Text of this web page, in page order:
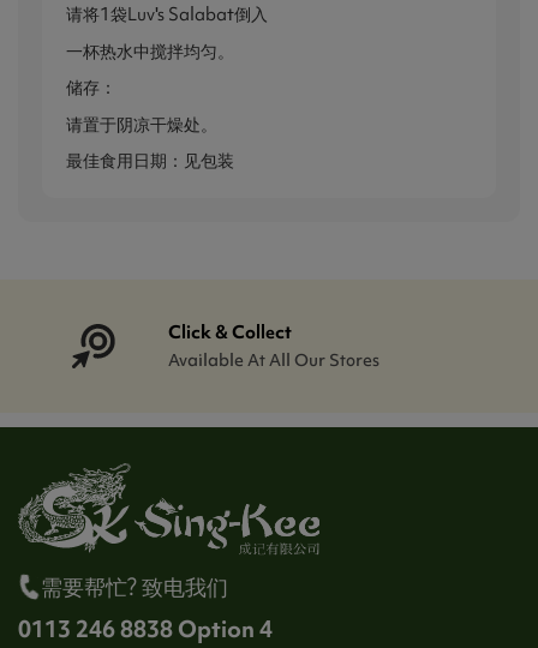
请将1袋Luv's Salabat倒入
一杯热水中搅拌均匀。
储存：
请置于阴凉干燥处。
最佳食用日期：见包装
Click & Collect
Available At All Our Stores
需要帮忙? 致电我们
0113 246 8838 Option 4